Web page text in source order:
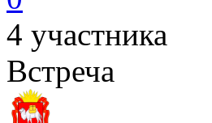
4 участника
Встреча